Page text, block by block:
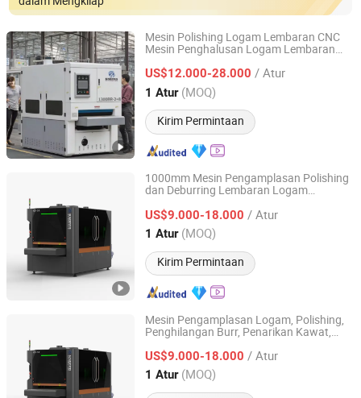
Mesin Polishing Logam Lembaran CNC
Mesin Penghalusan Logam Lembaran
US$12.000-28.000 / Atur
1 Atur (MOQ)
Kirim Permintaan
Jinan Knoppo Automation Equipment Co., Ltd.
Shandong, China Harga mulai 2022
1000mm Mesin Pengamplasan Polishing
dan Deburring Lembaran Logam
yang Luas
US$9.000-18.000 / Atur
1 Atur (MOQ)
Kirim Permintaan
Jinan Knoppo Automation Equipment Co., Ltd.
Shandong, China Harga mulai 2022
Mesin Pengamplasan Logam, Polishing,
Penghilangan Burr, Penarikan Kawat,
US$9.000-18.000 / Atur
1 Atur (MOQ)
Jinan Knoppo Automation Equipment Co., Ltd.
Shandong, China Harga mulai 2022